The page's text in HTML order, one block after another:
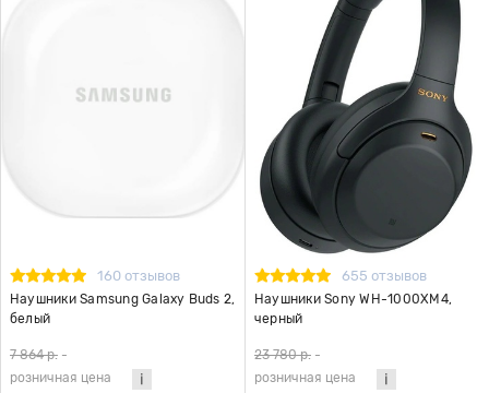
160 отзывов
Наушники Samsung Galaxy Buds 2,
белый
7 864 р. -
розничная цена
655 отзывов
Наушники Sony WH-1000XM4,
черный
23 780 р. -
розничная цена